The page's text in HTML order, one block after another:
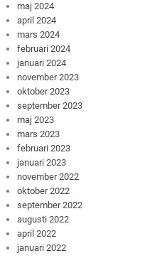
maj 2024
april 2024
mars 2024
februari 2024
januari 2024
november 2023
oktober 2023
september 2023
maj 2023
mars 2023
februari 2023
januari 2023
november 2022
oktober 2022
september 2022
augusti 2022
april 2022
januari 2022